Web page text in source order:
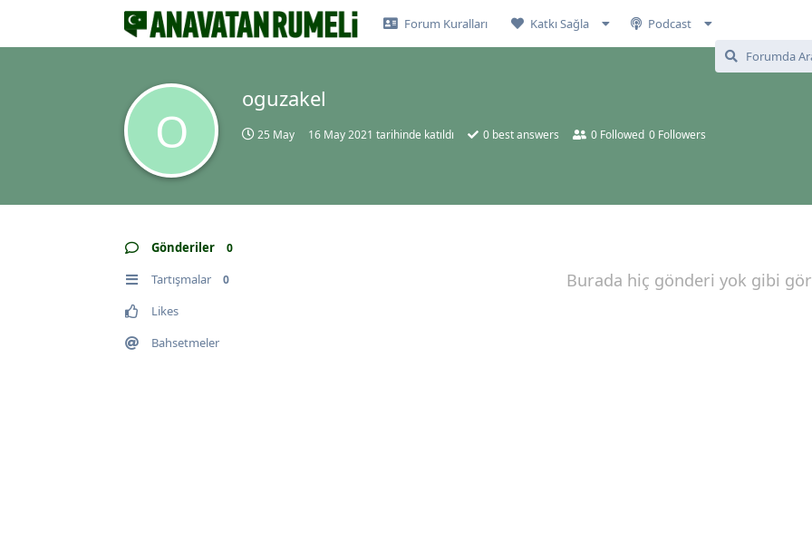
Forum Kuralları Katkı Sağla Podcast
O
oguzakel
25 May 16 May 2021 tarihinde katıldı 0 best answers 0 Followed 0 Followers
Gönderiler 0
Tartışmalar 0
Likes
Bahsetmeler
Burada hiç gönderi yok gibi